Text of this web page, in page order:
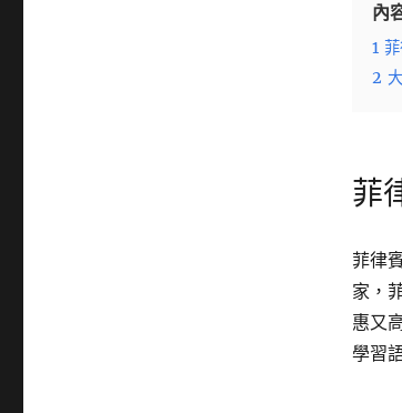
內
1
2
菲
菲律
家，
惠又
學習